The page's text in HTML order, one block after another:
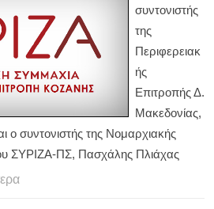
συντονιστής
της
Περιφερειακ
ής
Επιτροπής Δ.
Μακεδονίας,
ο συντονιστής της Νομαρχιακής
ΣΥΡΙΖΑ-ΠΣ, Πασχάλης Πλιάχας